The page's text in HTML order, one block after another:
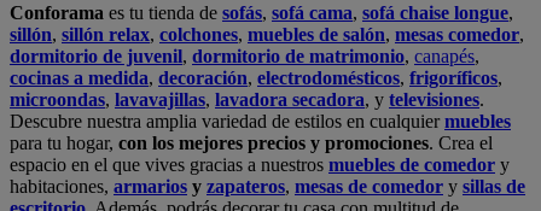
Conforama es tu tienda de sofás, sofá cama, sofá chaise longue,
sillón, sillón relax, colchones, muebles de salón, mesas comedor,
dormitorio de juvenil, dormitorio de matrimonio, canapés,
cocinas a medida, decoración, electrodomésticos, frigoríficos,
microondas, lavavajillas, lavadora secadora, y televisiones.
Descubre nuestra amplia variedad de estilos en cualquiermuebles
para tu hogar, con los mejores precios y promociones. Crea el
espacio en el que vives gracias a nuestros muebles de comedor y
habitaciones, armarios y zapateros, mesas de comedor y sillas de